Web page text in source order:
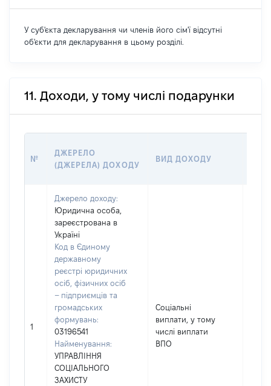
У суб'єкта декларування чи членів його сім'ї відсутні
об'єкти для декларування в цьому розділі.
11. Доходи, у тому числі подарунки
№
ДЖЕРЕЛО
(ДЖЕРЕЛА) ДОХОДУ
ВИД ДОХОДУ
1
Джерело доходу:
Юридична особа,
зареєстрована в
Україні
Код в Єдиному
державному
реєстрі юридичних
осіб, фізичних осіб
– підприємців та
громадських
формувань:
03196541
Найменування:
УПРАВЛІННЯ
СОЦІАЛЬНОГО
ЗАХИСТУ
Соціальні
виплати, у тому
числі виплати
ВПО